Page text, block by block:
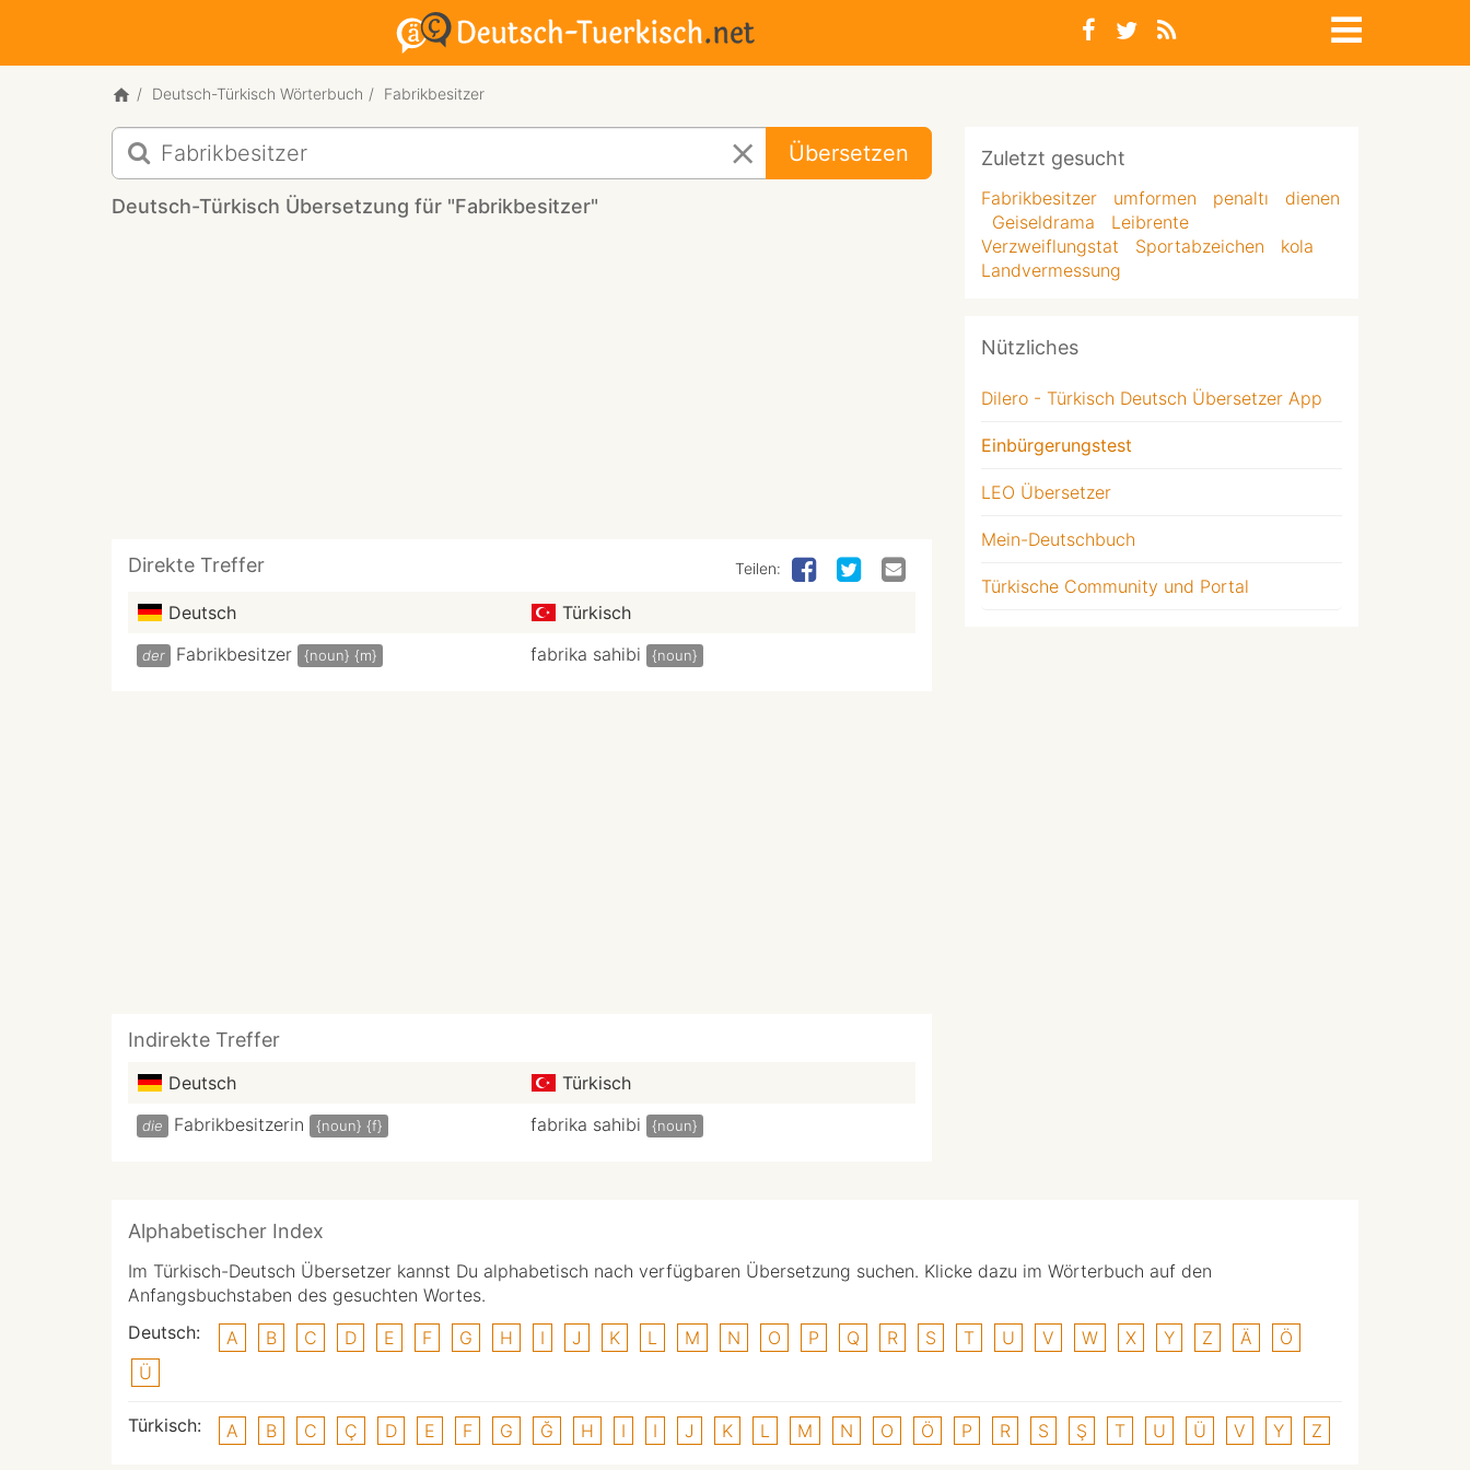
Deutsch-Türkisch Wörterbuch Fabrikbesitzer
Deutsch-
Türkisch
Übersetzung
für
Übersetzen
Deutsch-Türkisch Übersetzung für "Fabrikbesitzer"
Direkte Treffer Teilen:
Deutsch Türkisch
der Fabrikbesitzer {noun} {m} fabrika sahibi {noun}
Indirekte Treffer
Deutsch Türkisch
die Fabrikbesitzerin {noun} {f} fabrika sahibi {noun}
Zuletzt gesucht
Fabrikbesitzer umformen penaltı
dienen
Geiseldrama
Leibrente
Verzweiflungstat
Sportabzeichen
kola
Landvermessung
Nützliches
Dilero - Türkisch Deutsch Übersetzer App
Einbürgerungstest
LEO Übersetzer
Mein-Deutschbuch
Türkische Community und Portal
Alphabetischer Index
Im Türkisch-Deutsch Übersetzer kannst Du alphabetisch nach verfügbaren Übersetzung suchen. Klicke dazu im Wörterbuch auf den
Anfangsbuchstaben des gesuchten Wortes.
Deutsch:
A B C D E F G H I J K L M N O P Q R S T U V W X Y Z Ä
Ö
Ü
Türkisch: A B C Ç D E F G Ğ H I I J K L M N O Ö P R S Ş T U Ü V Y Z